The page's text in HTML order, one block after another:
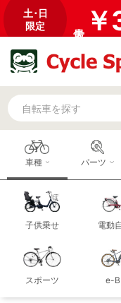
土･日
限定
車種
子供乗せ 電動
スポーツ e-
パーツ